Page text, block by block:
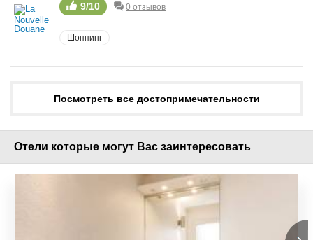
9/10 0 отзывов
Шоппинг
Посмотреть все достопримечательности
Отели которые могут Вас заинтересовать